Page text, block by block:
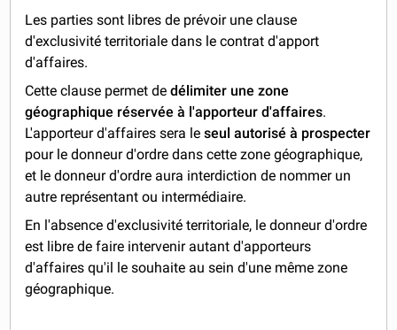
Les parties sont libres de prévoir une clause
d'exclusivité territoriale dans le contrat d'apport
d'affaires.
Cette clause permet dedélimiter une zone
géographique réservée à l'apporteur d'affaires.
L'apporteur d'affaires sera leseul autorisé à prospecter
pour le donneur d'ordre dans cette zone géographique,
et le donneur d'ordre aura interdiction de nommer un
autre représentant ou intermédiaire.
En l'absence d'exclusivité territoriale, le donneur d'ordre
est libre de faire intervenir autant d'apporteurs
d'affaires qu'il le souhaite au sein d'une même zone
géographique.